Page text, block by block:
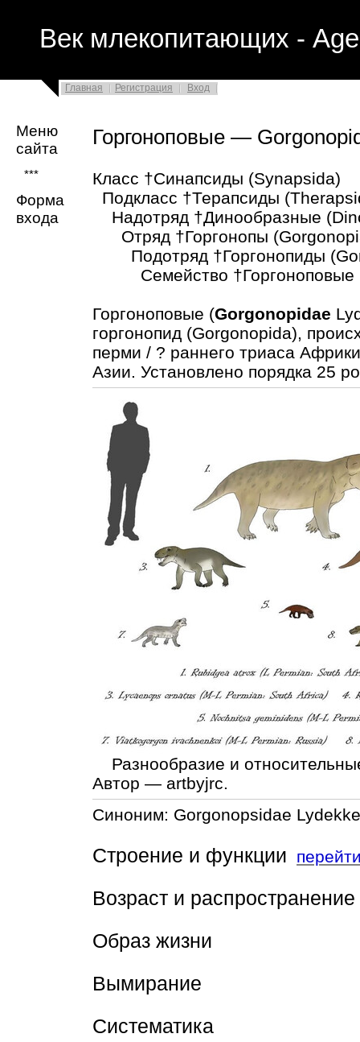
Век млекопитающих -
Главная Регистрация Вход
Меню
сайта
***
Форма
входа
Горгоноповые —
Класс †Синапсиды (Synapsida)
Подкласс †Терапсиды
Надотряд †Динообразные
Отряд †Горгонопы
Подотряд †Горгонопиды
Семейство †Горгоноповые
Горгоноповые (Gorgonopidae
горгонопид (Gorgonopida),
перми / ? раннего триаса
Азии. Установлено порядка 25
Разнообразие и
Автор — artbyjrc.
Синоним: Gorgonopsidae
Строение и функции
Возраст и распространение
Образ жизни
Вымирание
Систематика